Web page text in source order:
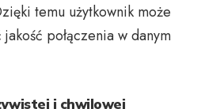
temu użytkownik może
połączenia w danym
i chwilowej